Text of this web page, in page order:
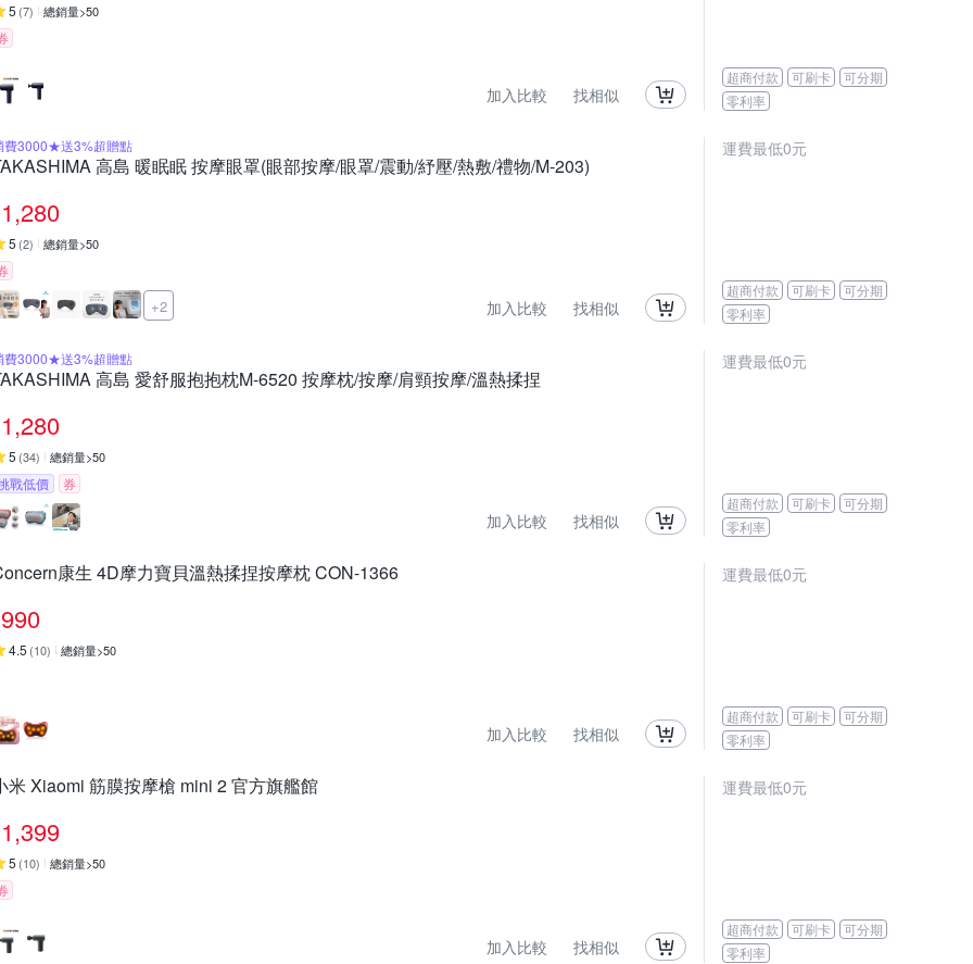
5 (7) 總銷量>50
加入比較 找相似
超商付款 可刷卡
可分期
零利率
費3000★送3%超贈點
高島 暖眠眠 按摩眼罩(眼部按摩/眼罩/震動/紓壓/熱敷/禮物/M-203)
1,280
5 (2) 總銷量>50
+2 加入比較 找相似
運費最低0元
超商付款 可刷卡
可分期
零利率
費3000★送3%超贈點
高島 愛舒服抱抱枕M-6520 按摩枕/按摩/肩頸按摩/溫熱揉捏
1,280
5 (34) 總銷量>50
戰低價 券
加入比較 找相似
運費最低0元
超商付款 可刷卡
可分期
零利率
康生 4D摩力寶貝溫熱揉捏按摩枕 CON-1366
990
4.5 (10) 總銷量>50
加入比較 找相似
運費最低0元
超商付款 可刷卡
可分期
零利率
米 Xiaomi 筋膜按摩槍 mini 2 官方旗艦館
1,399
5 (10) 總銷量>50
加入比較 找相似
運費最低0元
超商付款 可刷卡
可分期
零利率